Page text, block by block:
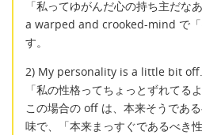
「私ってゆがんだ心の持ち主だなあ
a warped and crooked-mind で「
す。
2) My personality is a little bit off.
「私の性格ってちょっとずれてるよ
この場合の off は、本来そうであ
味で、「本来まっすぐであるべき